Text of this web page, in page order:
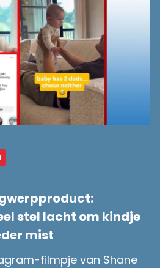
stel lacht om kindje
mist
filmpje van Shane